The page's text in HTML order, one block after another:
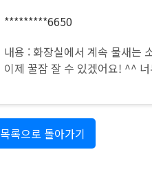
*********6650
내용 : 화장실에서 계속 물새는
이제 꿀잠 잘 수 있겠어요! ^^
목록으로 돌아가기